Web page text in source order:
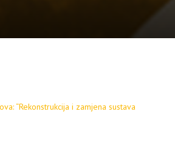
“Rekonstrukcija i zamjena sustava